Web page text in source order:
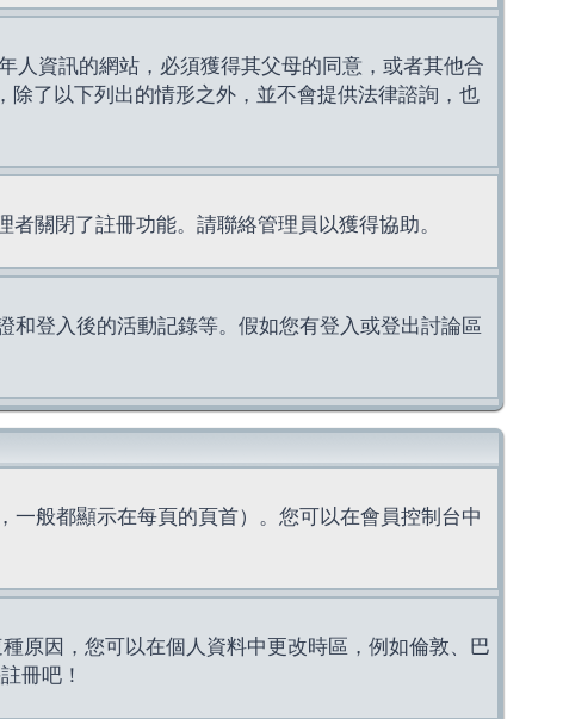
人資訊的網站，必須獲得其父母的同意，或者其他合
了以下列出的情形之外，並不會提供法律諮詢，也
關閉了註冊功能。請聯絡管理員以獲得協助。
和登入後的活動記錄等。假如您有登入或登出討論區
一般都顯示在每頁的頁首）。您可以在會員控制台中
原因，您可以在個人資料中更改時區，例如倫敦、巴
冊吧！